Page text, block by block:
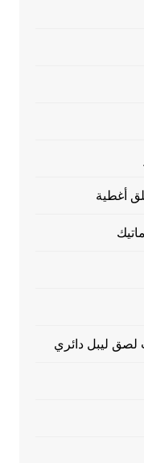
أغطية
لصق ليبل دائري